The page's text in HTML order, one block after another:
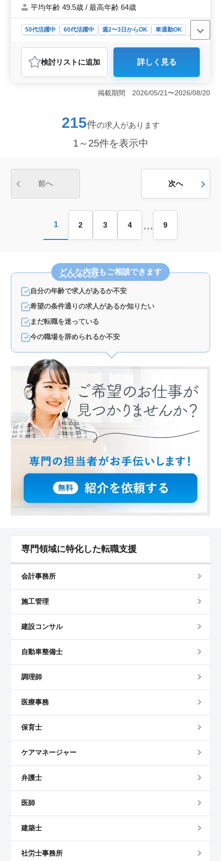
平均年齢 49.5歳 / 最高年齢 64歳
50代活躍中 60代活躍中 週2〜3日からOK
車通勤OK
派遣社員
介護福祉士・介護スタッフ
おすすめポイント
＜シニア層の活躍＞ シニア層が積極的に活躍してお
り、経験豊富な方々が安定したサービスを提供していま
す。50代や60代の方々が多く、幅広い年齢層がチームを
く、新しい環境での挑戦を歓迎しています。 ＜業務
内容の多彩さ＞ 介護老人保健施設での介護士業務は多
ンやリハビリテーションのサポート、書類作成やサービ
ため働き方に合わせて柔軟なスケジュールが組めます。
検討リスト に追加 詳しく見る
掲載期間 2026/05/21〜2026/08/20
215件の求人があります
1～25件を表示中
前へ 次へ
1 2 3 4 … 9
どんな内容もご相談できます
自分の年齢で求人があるか不安
希望の条件通りの求人があるか知りたい
まだ転職を迷っている
今の職場を辞められるか不安
専門領域に特化した転職支援
会計事務所
施工管理
建設コンサル
自動車整備士
調理師
医療事務
保育士
ケアマネージャー
弁護士
医師
建築士
社労士事務所